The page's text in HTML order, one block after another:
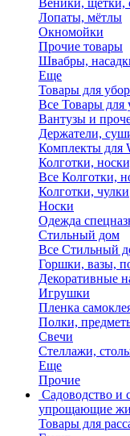
Веники, щётки,
Лопаты, мётлы
Окномойки
Прочие товары
Швабры,
Еще
Товары для
Все Товары для
Вантузы и
Держатели,
Комплекты для
Колготки,
Все Колготки,
Колготки, чулки
Носки
Одежда
Стильный дом
Все Стильный
Горшки, вазы,
Декоративные
Игрушки
Пленка
Полки,
Свечи
Стеллажи,
Еще
Прочие
Садоводство и
упрощающие
Товары для